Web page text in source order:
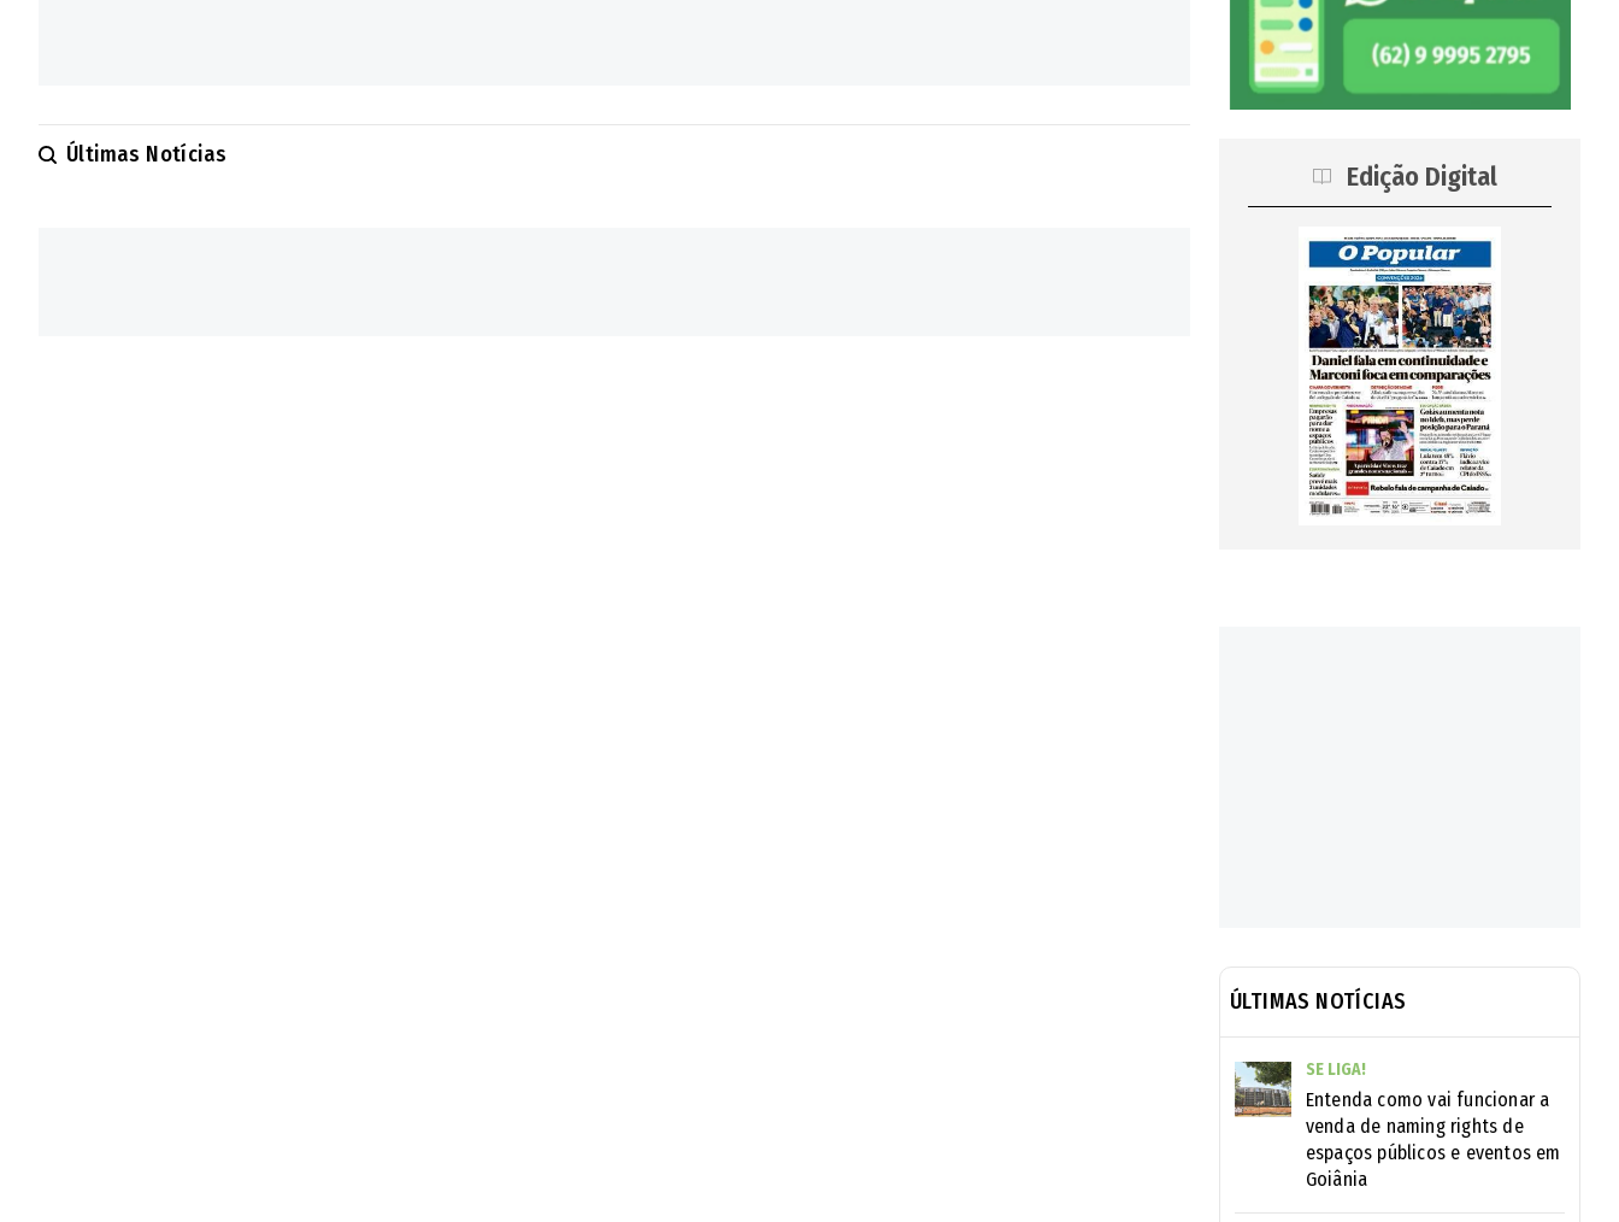
Últimas Notícias
Edição Digital
ÚLTIMAS NOTÍCIAS
SE LIGA!
Entenda como vai funcionar a
venda de naming rights de
espaços públicos e eventos em
Goiânia